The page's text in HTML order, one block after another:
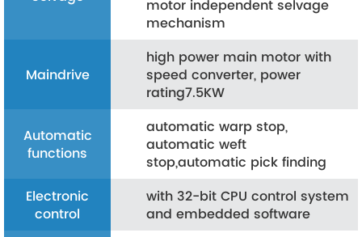
motor independent selvage
mechanism
Maindrive
high power main motor with
speed converter, power
rating7.5KW
Automatic
functions
automatic warp stop,
automatic weft
stop,automatic pick finding
Electronic
control
with 32-bit CPU control system
and embedded software